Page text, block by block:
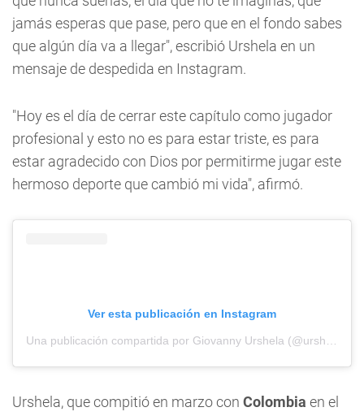
jamás esperas que pase, pero que en el fondo sabes
que algún día va a llegar", escribió Urshela en un
mensaje de despedida en Instagram.
"Hoy es el día de cerrar este capítulo como jugador
profesional y esto no es para estar triste, es para
estar agradecido con Dios por permitirme jugar este
hermoso deporte que cambió mi vida", afirmó.
Ver esta publicación en Instagram
Urshela, que compitió en marzo con Colombia en el